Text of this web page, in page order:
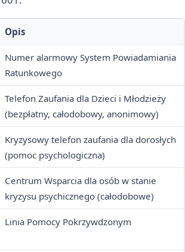
Opis
Numer alarmowy System Powiadamiania
Ratunkowego
Telefon Zaufania dla Dzieci i Młodzieży
(bezpłatny, całodobowy, anonimowy)
Kryzysowy telefon zaufania dla dorosłych
(pomoc psychologiczna)
Centrum Wsparcia dla osób w stanie
kryzysu psychicznego (całodobowe)
Linia Pomocy Pokrzywdzonym